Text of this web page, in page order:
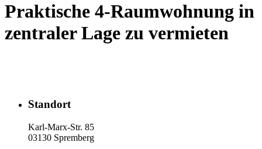
Praktische 4-Raumwohnung in
zentraler Lage zu vermieten
Standort
Karl-Marx-Str. 85
03130 Spremberg